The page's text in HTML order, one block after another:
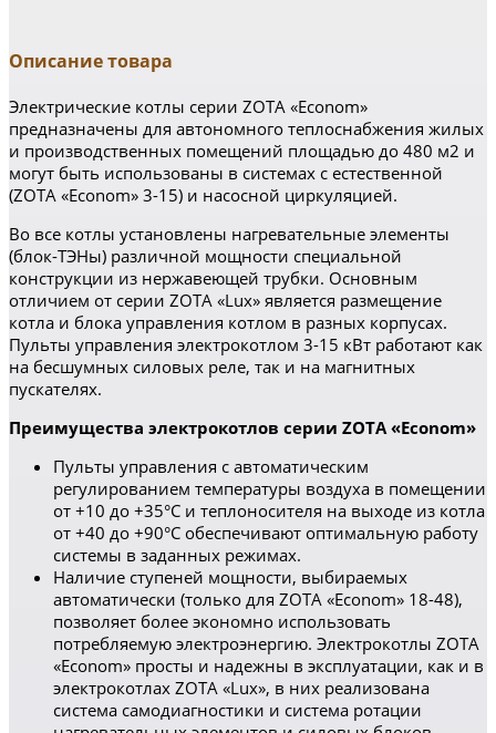
Описание товара
Электрические котлы серии ZOTA «Econom»
предназначены для автономного теплоснабжения жилых
и производственных помещений площадью до 480 м2 и
могут быть использованы в системах с естественной
(ZOTA «Econom» 3-15) и насосной циркуляцией.
Во все котлы установлены нагревательные элементы
(блок-ТЭНы) различной мощности специальной
конструкции из нержавеющей трубки. Основным
отличием от серии ZOTA «Lux» является размещение
котла и блока управления котлом в разных корпусах.
Пульты управления электрокотлом 3-15 кВт работают как
на бесшумных силовых реле, так и на магнитных
пускателях.
Преимущества электрокотлов серии ZOTA «Econom»
Пульты управления с автоматическим
регулированием температуры воздуха в помещении
от +10 до +35°С и теплоносителя на выходе из котла
от +40 до +90°С обеспечивают оптимальную работу
системы в заданных режимах.
Наличие ступеней мощности, выбираемых
автоматически (только для ZOTA «Econom» 18-48),
позволяет более экономно использовать
потребляемую электроэнергию. Электрокотлы ZOTA
«Econom» просты и надежны в эксплуатации, как и в
электрокотлах ZOTA «Lux», в них реализована
система самодиагностики и система ротации